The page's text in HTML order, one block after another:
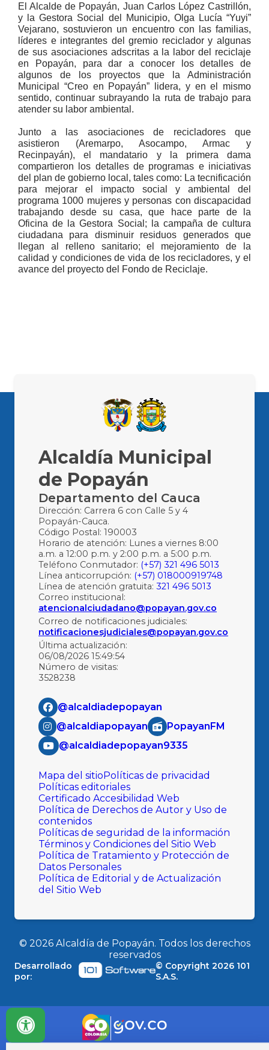
El Alcalde de Popayán, Juan Carlos López Castrillón,
y la Gestora Social del Municipio, Olga Lucía “Yuyi”
Vejarano, sostuvieron un encuentro con las familias,
líderes e integrantes del gremio reciclador y algunas
de sus asociaciones adscritas a la labor del reciclaje
en Popayán, para dar a conocer los detalles de
algunos de los proyectos que la Administración
Municipal “Creo en Popayán” lidera, y en el mismo
sentido, continuar subrayando la ruta de trabajo para
atender su labor ambiental.
Junto a las asociaciones de recicladores que
asistieron (Aremarpo, Asocampo, Armac y
Recinpayán), el mandatario y la primera dama
compartieron los detalles de programas e iniciativas
del plan de gobierno local, tales como: La tecnif​icación
para mejorar el impacto social y ambiental del
programa 1000 mujeres y personas con discapacidad
trabajando desde su casa, que hace parte de la
Oficina de la Gestora Social; la campaña de cultura
ciudadana para disminuir residuos generados que
llegan al relleno sanitario; el mejoramiento de la
calidad y condiciones de vida de los recicladores, y el
avance del proyecto del Fondo de Reciclaje.
Alcaldía Municipal
de Popayán
Departamento del Cauca
Dirección: Carrera 6 con Calle 5 y 4
Popayán-Cauca.
Código Postal: 190003
Horario de atención: Lunes a viernes 8:00
a.m. a 12:00 p.m. y 2:00 p.m. a 5:00 p.m.
Teléfono Conmutador: (+57) 321 496 5013
Línea anticorrupción: (+57) 018000919748
Línea de atención gratuita: 321 496 5013
Correo institucional:
atencionalciudadano@popayan.gov.co
Correo de notificaciones judiciales:
notificacionesjudiciales@popayan.gov.co
Última actualización:
06/08/2026 15:49:54
Número de visitas:
3528238
@alcaldiadepopayan
@alcaldiapopayan
PopayanFM
@alcaldiadepopayan9335
Mapa del sitioPolíticas de privacidad
Políticas editoriales
Certificado Accesibilidad Web
Política de Derechos de Autor y Uso de
contenidos
Políticas de seguridad de la información
Términos y Condiciones del Sitio Web
Política de Tratamiento y Protección de
Datos Personales
Política de Editorial y de Actualización
del Sitio Web
© 2026Alcaldía de Popayán. Todos los derechos
reservados
Desarrollado
por:
© Copyright2026 101
S.A.S.